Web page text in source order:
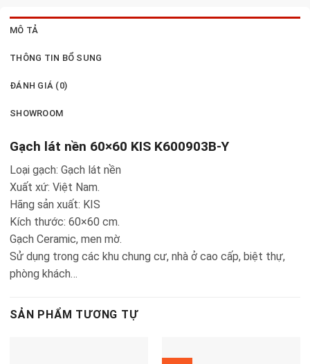
MÔ TẢ
THÔNG TIN BỔ SUNG
ĐÁNH GIÁ (0)
SHOWROOM
Gạch lát nền 60×60 KIS K600903B-Y
Loại gạch: Gạch lát nền
Xuất xứ: Việt Nam.
Hãng sản xuất: KIS
Kích thước: 60×60 cm.
Gạch Ceramic, men mờ.
Sử dụng trong các khu chung cư, nhà ở cao cấp, biệt thự,
phòng khách…
SẢN PHẨM TƯƠNG TỰ